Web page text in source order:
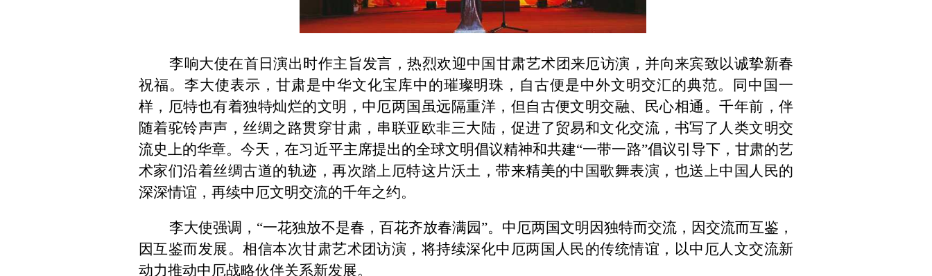
李响大使在首日演出时作主旨发言，热烈欢迎中国甘肃艺术团来厄访演，并向来宾致以诚挚新春
祝福。李大使表示，甘肃是中华文化宝库中的璀璨明珠，自古便是中外文明交汇的典范。同中国一
样，厄特也有着独特灿烂的文明，中厄两国虽远隔重洋，但自古便文明交融、民心相通。千年前，伴
随着驼铃声声，丝绸之路贯穿甘肃，串联亚欧非三大陆，促进了贸易和文化交流，书写了人类文明交
流史上的华章。今天，在习近平主席提出的全球文明倡议精神和共建“一带一路”倡议引导下，甘肃的艺
术家们沿着丝绸古道的轨迹，再次踏上厄特这片沃土，带来精美的中国歌舞表演，也送上中国人民的
深深情谊，再续中厄文明交流的千年之约。
李大使强调， “一花独放不是春，百花齐放春满园”。中厄两国文明因独特而交流，因交流而互鉴，
因互鉴而发展。相信本次甘肃艺术团访演，将持续深化中厄两国人民的传统情谊，以中厄人文交流新
动力推动中厄战略伙伴关系新发展。